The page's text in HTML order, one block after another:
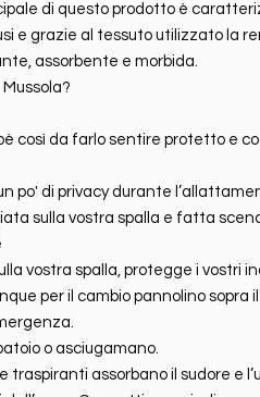
di questo prodotto è
e grazie al tessuto utilizzato la
assorbente e morbida.
così da farlo sentire protetto e
po' di privacy durante
sulla vostra spalla e fatta
vostra spalla, protegge i vostri
per il cambio pannolino sopra
o asciugamano.
traspiranti assorbano il sudore e